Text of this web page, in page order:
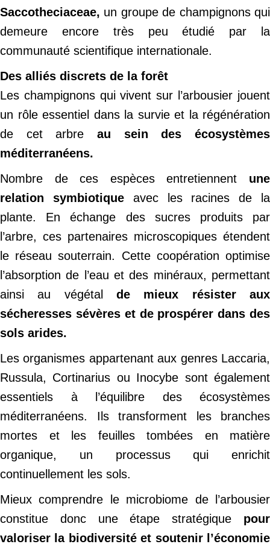
Saccotheciaceae, un groupe de champignons qui
demeure encore très peu étudié par la
communauté scientifique internationale.
Des alliés discrets de la forêt
Les champignons qui vivent sur l’arbousier jouent
un rôle essentiel dans la survie et la régénération
de cet arbre au sein des écosystèmes
méditerranéens.
Nombre de ces espèces entretiennent une
relation symbiotiqueavec les racines de la
plante. En échange des sucres produits par
l’arbre, ces partenaires microscopiques étendent
le réseau souterrain. Cette coopération optimise
l’absorption de l’eau et des minéraux, permettant
ainsi au végétal
de mieux résister aux
sécheresses sévères et de prospérer dans des
sols arides.
Les organismes appartenant aux genres Laccaria,
Russula, Cortinarius ou Inocybe sont également
essentiels à l’équilibre des écosystèmes
méditerranéens. Ils transforment les branches
mortes et les feuilles tombées en matière
organique, un processus qui enrichit
continuellement les sols.
Mieux comprendre le microbiome de l’arbousier
constitue donc une étape stratégique pour
valoriser la biodiversité et soutenir l’économie